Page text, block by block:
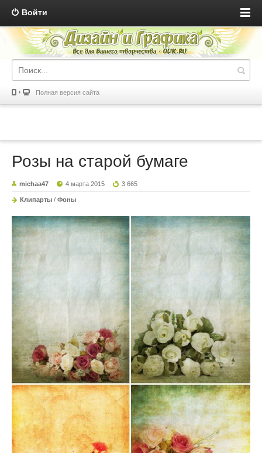
Войти
Полная версия сайта
Розы на старой бумаге
michaa47 4 марта 2015 3 665
Клипарты / Фоны